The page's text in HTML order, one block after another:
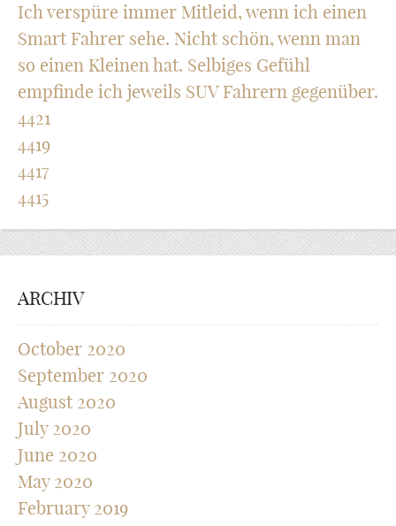
Ich verspüre immer Mitleid, wenn ich einen
Smart Fahrer sehe. Nicht schön, wenn man
so einen Kleinen hat. Selbiges Gefühl
empfinde ich jeweils SUV Fahrern gegenüber.
4421
4419
4417
4415
ARCHIV
October 2020
September 2020
August 2020
July 2020
June 2020
May 2020
February 2019